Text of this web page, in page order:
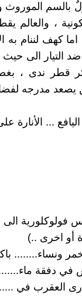
بالسم
، والعالم
كهف لننام به
التيار الى
قطر ندى ،
مدرجه
...
فولوكلورية الى
أو اخرى ..)
ونساء........
في دفقة
العقرب في